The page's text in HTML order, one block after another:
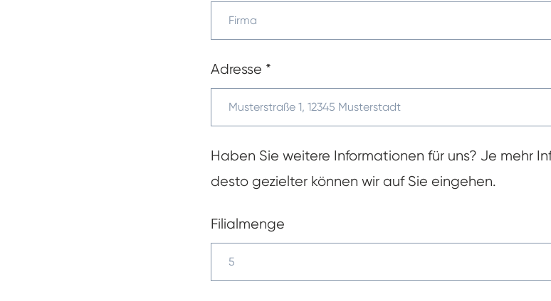
Adresse *
Haben Sie weitere Informationen für uns? Je mehr
desto gezielter können wir auf Sie eingehen.
Filialmenge